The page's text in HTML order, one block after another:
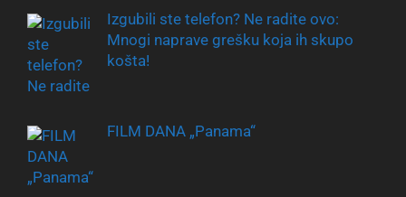
Izgubili ste telefon? Ne radite ovo:
Mnogi naprave grešku koja ih skupo
košta!
FILM DANA „Panama“